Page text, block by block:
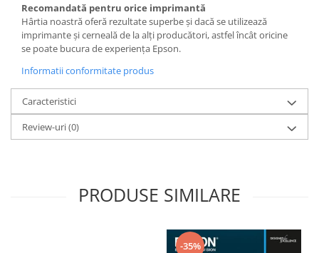
Recomandată pentru orice imprimantă
Hârtia noastră oferă rezultate superbe şi dacă se utilizează
imprimante şi cerneală de la alţi producători, astfel încât oricine
se poate bucura de experienţa Epson.
Informatii conformitate produs
Caracteristici
Review-uri(0)
PRODUSE SIMILARE
-35%